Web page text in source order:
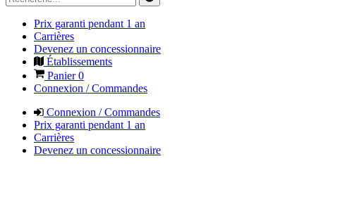
Prix garanti pendant 1 an
Carrières
Devenez un concessionnaire
Établissements
Panier0
Connexion / Commandes
Connexion / Commandes
Prix garanti pendant 1 an
Carrières
Devenez un concessionnaire